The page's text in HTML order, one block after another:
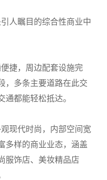
人瞩目的综合性商业中
捷，周边配套设施完
，多条主要道路在此交
通都能轻松抵达。
现代时尚，内部空间宽
多样的商业业态，涵盖
服饰店、美妆精品店